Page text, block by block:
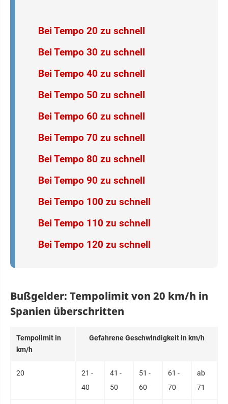
Bei Tempo 20 zu schnell
Bei Tempo 30 zu schnell
Bei Tempo 40 zu schnell
Bei Tempo 50 zu schnell
Bei Tempo 60 zu schnell
Bei Tempo 70 zu schnell
Bei Tempo 80 zu schnell
Bei Tempo 90 zu schnell
Bei Tempo 100 zu schnell
Bei Tempo 110 zu schnell
Bei Tempo 120 zu schnell
Bußgelder: Tempolimit von 20 km/h in
Spanien überschritten
Tem­po­limit in
km/h
Ge­fahre­ne Ge­schwin­dig­keit in km/h
20
21 -
40
41 -
50
51 -
60
61 -
70
ab
71